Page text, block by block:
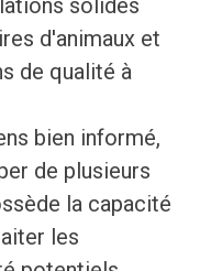
solides
d'animaux et
de qualité à
bien informé,
de plusieurs
la capacité
les